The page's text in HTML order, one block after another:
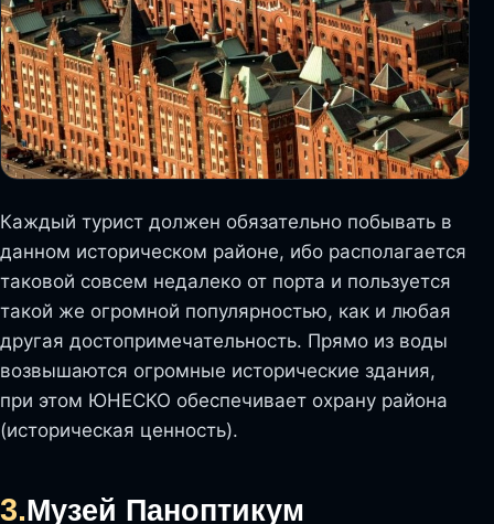
Каждый турист должен обязательно побывать в
данном историческом районе, ибо располагается
таковой совсем недалеко от порта и пользуется
такой же огромной популярностью, как и любая
другая достопримечательность. Прямо из воды
возвышаются огромные исторические здания,
при этом ЮНЕСКО обеспечивает охрану района
(историческая ценность).
3.Музей Паноптикум